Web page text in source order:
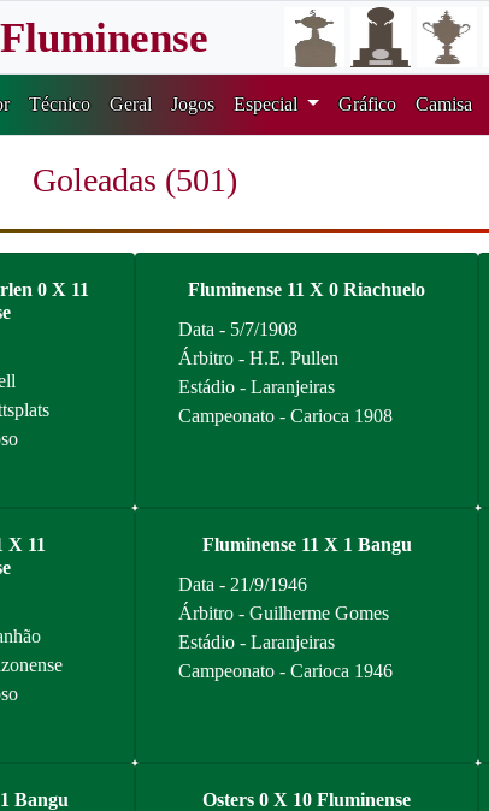
Técnico Geral Jogos Especial Gráfico Camisa
Goleadas (501)
0 X 11
Fluminense 11 X 0 Riachuelo
Data - 5/7/1908
Árbitro - H.E. Pullen
Estádio - Laranjeiras
Campeonato - Carioca 1908
X 11
Fluminense 11 X 1 Bangu
Data - 21/9/1946
Árbitro - Guilherme Gomes
Estádio - Laranjeiras
Campeonato - Carioca 1946
Bangu
Osters 0 X 10 Fluminense